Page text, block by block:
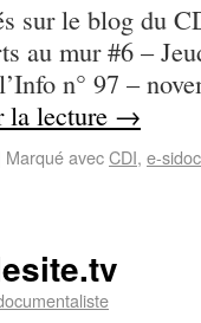
sur le blog du
au mur #6 –
n° 97 –
la lecture →
Marqué avecCDI, e-sidoc